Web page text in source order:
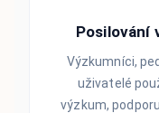
Posilování
Výzkumníci,
uživatelé
výzkum,